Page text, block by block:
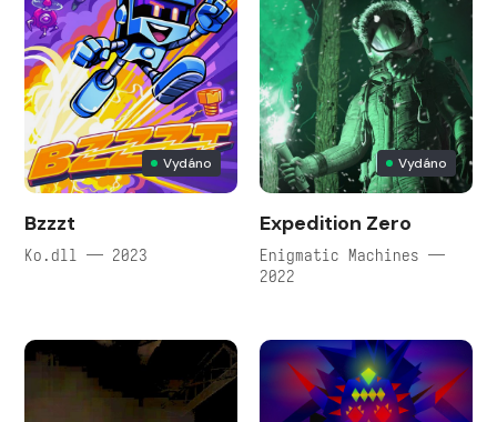
Vydáno
Bzzzt
Ko.dll — 2023
Vydáno
Expedition Zero
Enigmatic Machines —
2022